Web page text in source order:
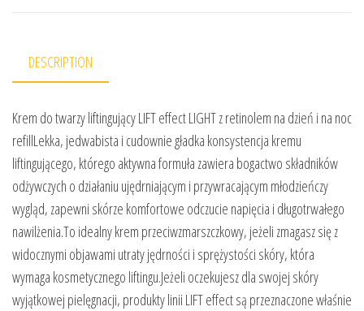
DESCRIPTION
Krem do twarzy liftingujący LIFT effect LIGHT z retinolem na dzień i na noc
refillLekka, jedwabista i cudownie gładka konsystencja kremu
liftingującego, którego aktywna formuła zawiera bogactwo składników
odżywczych o działaniu ujędrniającym i przywracającym młodzieńczy
wygląd, zapewni skórze komfortowe odczucie napięcia i długotrwałego
nawilżenia.To idealny krem przeciwzmarszczkowy, jeżeli zmagasz się z
widocznymi objawami utraty jędrności i sprężystości skóry, która
wymaga kosmetycznego liftingu.Jeżeli oczekujesz dla swojej skóry
wyjątkowej pielęgnacji, produkty linii LIFT effect są przeznaczone właśnie